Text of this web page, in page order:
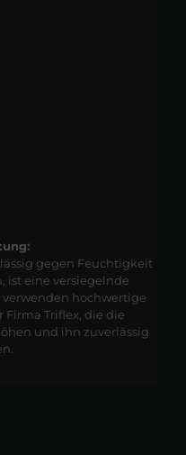
gegen Feuchtigkeit
ist eine versiegelnde
hochwertige
Firma Triflex, die die
und ihn zuverlässig